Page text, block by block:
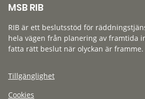
MSB RIB
RIB är ett beslutsstöd för
hela vägen från planering av framtida
fatta rätt beslut när olyckan är framme.
Tillgänglighet
Cookies